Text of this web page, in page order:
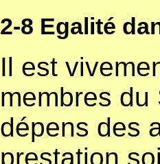
2-8 Egalité
Il est
membres du
dépens des
prestation